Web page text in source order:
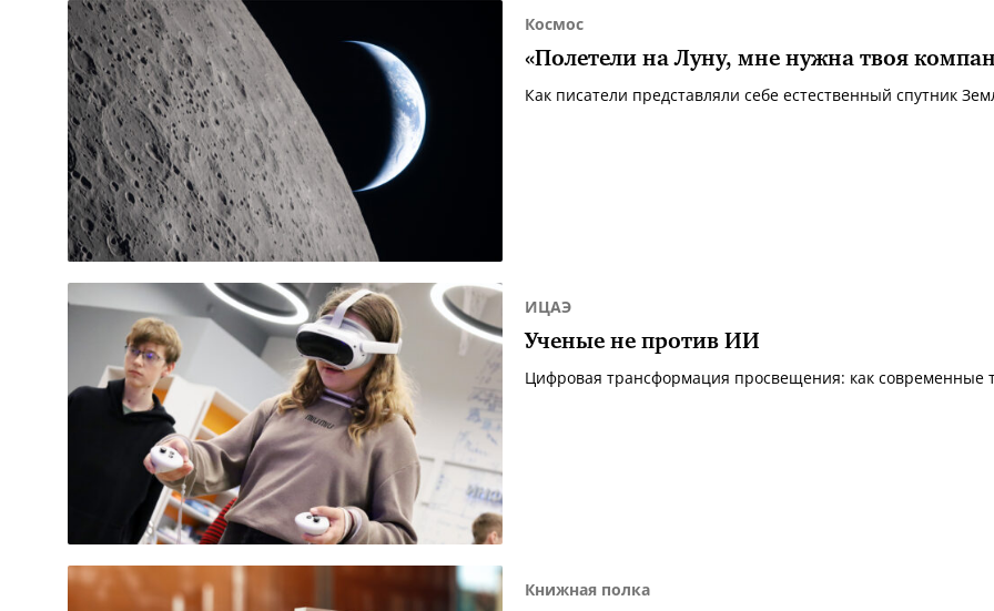
Космос
«Полетели на Луну, мне нужна твоя
Как писатели представляли себе естественный спутник
ИЦАЭ
Ученые не против ИИ
Цифровая трансформация просвещения: как современные
Книжная полка